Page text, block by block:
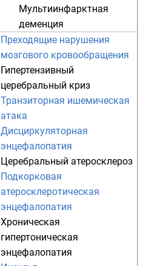
Мультиинфарктная
деменция
Преходящие нарушения
мозгового кровообращения
Гипертензивный
церебральный криз
Транзиторная ишемическая
атака
Дисциркуляторная
энцефалопатия
Церебральный атеросклероз
Подкорковая
атеросклеротическая
энцефалопатия
Хроническая
гипертоническая
энцефалопатия